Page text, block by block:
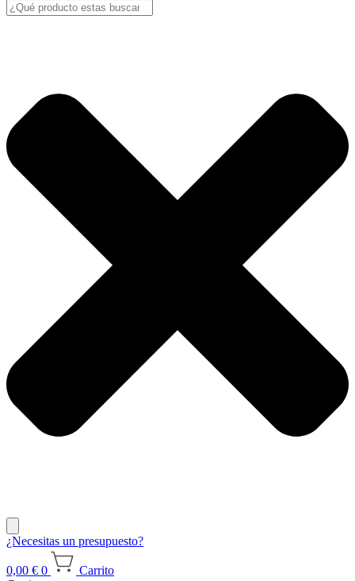
¿Necesitas un presupuesto?
0,00 € 0
Carrito